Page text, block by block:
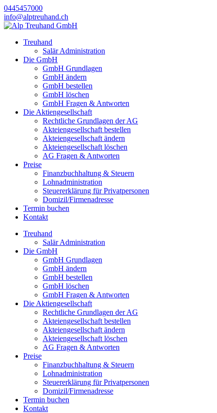
0445457000
info@alptreuhand.ch
Treuhand
Salär Administration
Die GmbH
GmbH Grundlagen
GmbH ändern
GmbH bestellen
GmbH löschen
GmbH Fragen & Antworten
Die Aktiengesellschaft
Rechtliche Grundlagen der AG
Akteiengesellschaft bestellen
Akteiengesellschaft ändern
Akteiengesellschaft löschen
AG Fragen & Antworten
Preise
Finanzbuchhaltung & Steuern
Lohnadministration
Steuererklärung für Privatpersonen
Domizil/Firmenadresse
Termin buchen
Kontakt
Treuhand
Salär Administration
Die GmbH
GmbH Grundlagen
GmbH ändern
GmbH bestellen
GmbH löschen
GmbH Fragen & Antworten
Die Aktiengesellschaft
Rechtliche Grundlagen der AG
Akteiengesellschaft bestellen
Akteiengesellschaft ändern
Akteiengesellschaft löschen
AG Fragen & Antworten
Preise
Finanzbuchhaltung & Steuern
Lohnadministration
Steuererklärung für Privatpersonen
Domizil/Firmenadresse
Termin buchen
Kontakt